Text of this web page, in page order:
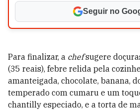
Seguir no
Para finalizar, a chefsugere
(35 reais), febre relida pela
amanteigada, chocolate, banana,
temperado com cumaru e um
chantilly especiado, e a torta de